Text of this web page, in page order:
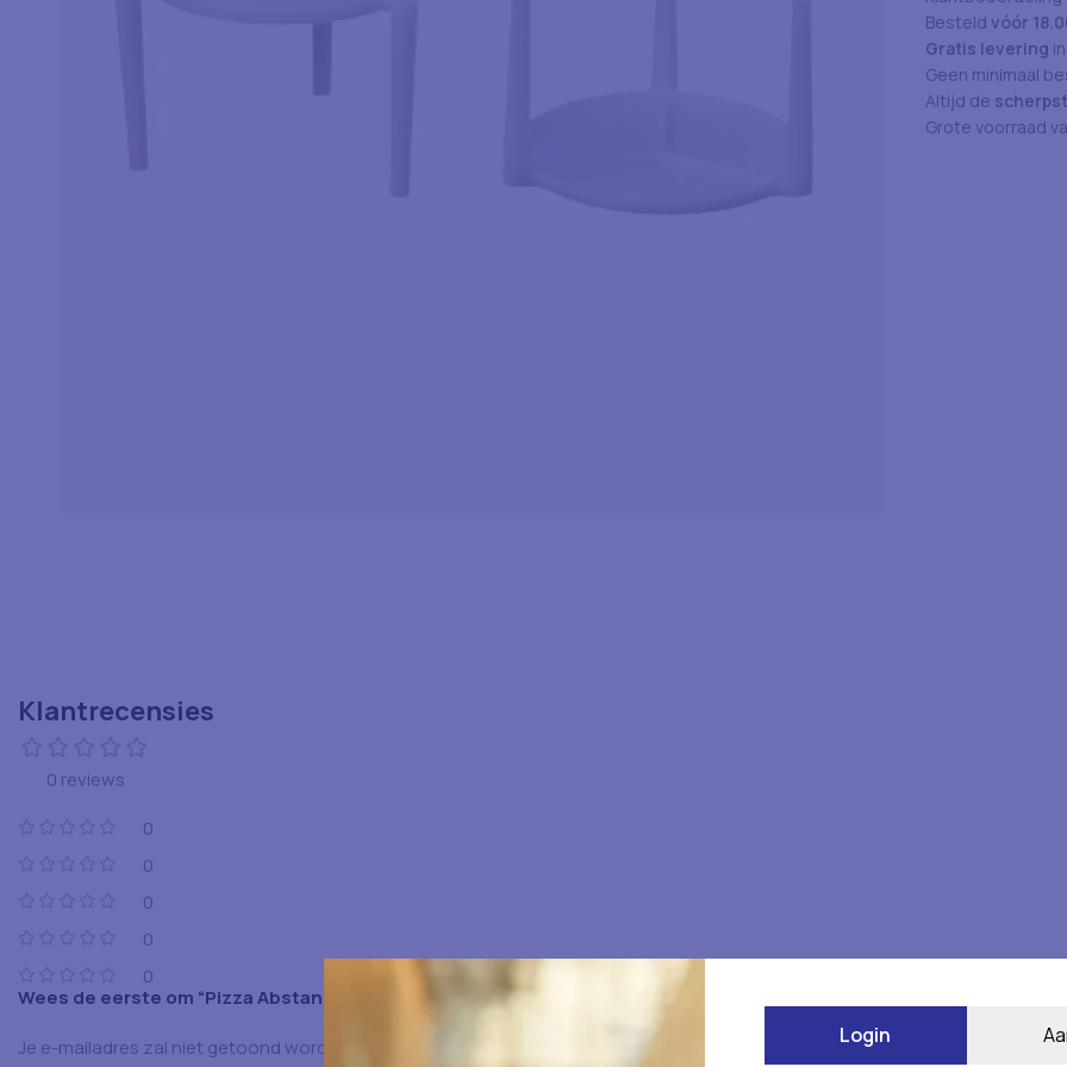
Besteld vóór
Gratis levering
Geen minimaal
Altijd de
Grote voorraad
Klantrecensies
0 reviews
0
0
0
0
0
Wees de eerste om “Pizza Abstandhalter 3Cm Wit 250St” te beoordelen
Je e-mailadres zal niet getoond worden.
Vereiste velden zijn gemarkeerd met
Login